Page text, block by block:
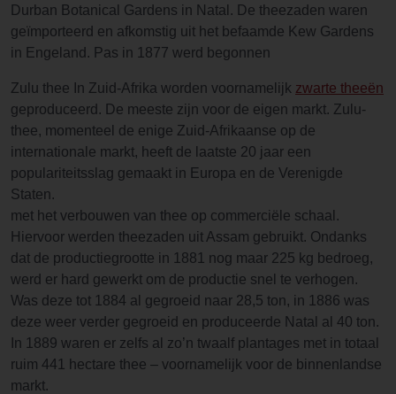
Durban Botanical Gardens in Natal. De theezaden waren
geïmporteerd en afkomstig uit het befaamde Kew Gardens
in Engeland. Pas in 1877 werd begonnen
Zulu thee In Zuid-Afrika worden voornamelijk zwarte theeën
geproduceerd. De meeste zijn voor de eigen markt. Zulu-
thee, momenteel de enige Zuid-Afrikaanse op de
internationale markt, heeft de laatste 20 jaar een
populariteitsslag gemaakt in Europa en de Verenigde
Staten.
met het verbouwen van thee op commerciële schaal.
Hiervoor werden theezaden uit Assam gebruikt. Ondanks
dat de productiegrootte in 1881 nog maar 225 kg bedroeg,
werd er hard gewerkt om de productie snel te verhogen.
Was deze tot 1884 al gegroeid naar 28,5 ton, in 1886 was
deze weer verder gegroeid en produceerde Natal al 40 ton.
In 1889 waren er zelfs al zo’n twaalf plantages met in totaal
ruim 441 hectare thee – voornamelijk voor de binnenlandse
markt.